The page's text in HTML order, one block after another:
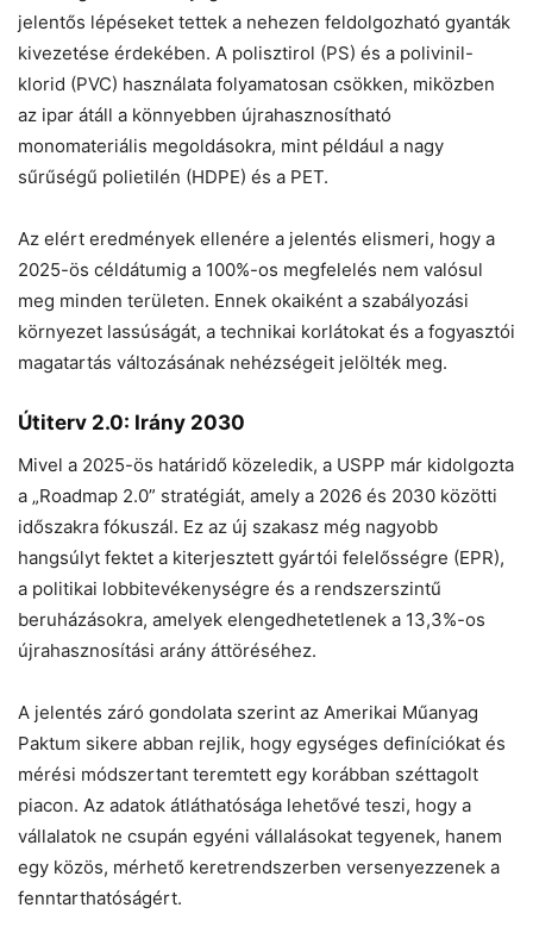
jelentős lépéseket tettek a nehezen feldolgozható gyanták
kivezetése érdekében. A polisztirol (PS) és a polivinil-
klorid (PVC) használata folyamatosan csökken, miközben
az ipar átáll a könnyebben újrahasznosítható
monomateriális megoldásokra, mint például a nagy
sűrűségű polietilén (HDPE) és a PET.
Az elért eredmények ellenére a jelentés elismeri, hogy a
2025-ös céldátumig a 100%-os megfelelés nem valósul
meg minden területen. Ennek okaiként a szabályozási
környezet lassúságát, a technikai korlátokat és a fogyasztói
magatartás változásának nehézségeit jelölték meg.
Útiterv 2.0: Irány 2030
Mivel a 2025-ös határidő közeledik, a USPP már kidolgozta
a „Roadmap 2.0” stratégiát, amely a 2026 és 2030 közötti
időszakra fókuszál. Ez az új szakasz még nagyobb
hangsúlyt fektet a kiterjesztett gyártói felelősségre (EPR),
a politikai lobbitevékenységre és a rendszerszintű
beruházásokra, amelyek elengedhetetlenek a 13,3%-os
újrahasznosítási arány áttöréséhez.
A jelentés záró gondolata szerint az Amerikai Műanyag
Paktum sikere abban rejlik, hogy egységes definíciókat és
mérési módszertant teremtett egy korábban széttagolt
piacon. Az adatok átláthatósága lehetővé teszi, hogy a
vállalatok ne csupán egyéni vállalásokat tegyenek, hanem
egy közös, mérhető keretrendszerben versenyezzenek a
fenntarthatóságért.